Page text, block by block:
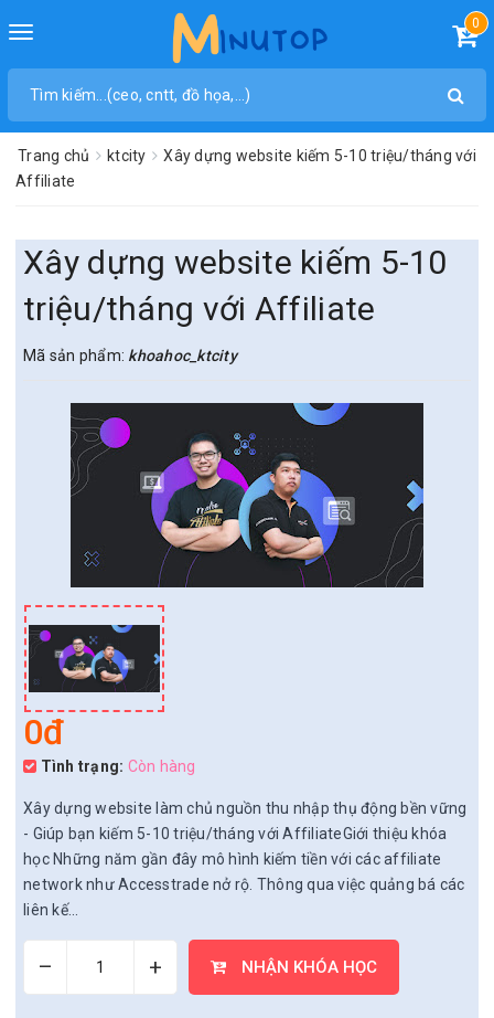
Toggle
0
Trang chủ ktcity
Xây dựng website kiếm 5-10 triệu/tháng với
Affiliate
Xây dựng website kiếm 5-10
triệu/tháng với Affiliate
Mã sản phẩm: khoahoc_ktcity
0đ
Tình trạng: Còn hàng
Xây dựng website làm chủ nguồn thu nhập thụ động bền vững
- Giúp bạn kiếm 5-10 triệu/tháng với AffiliateGiới thiệu khóa
học Những năm gần đây mô hình kiếm tiền với các affiliate
network như Accesstrade nở rộ. Thông qua việc quảng bá các
liên kế...
– + NHẬN KHÓA HỌC